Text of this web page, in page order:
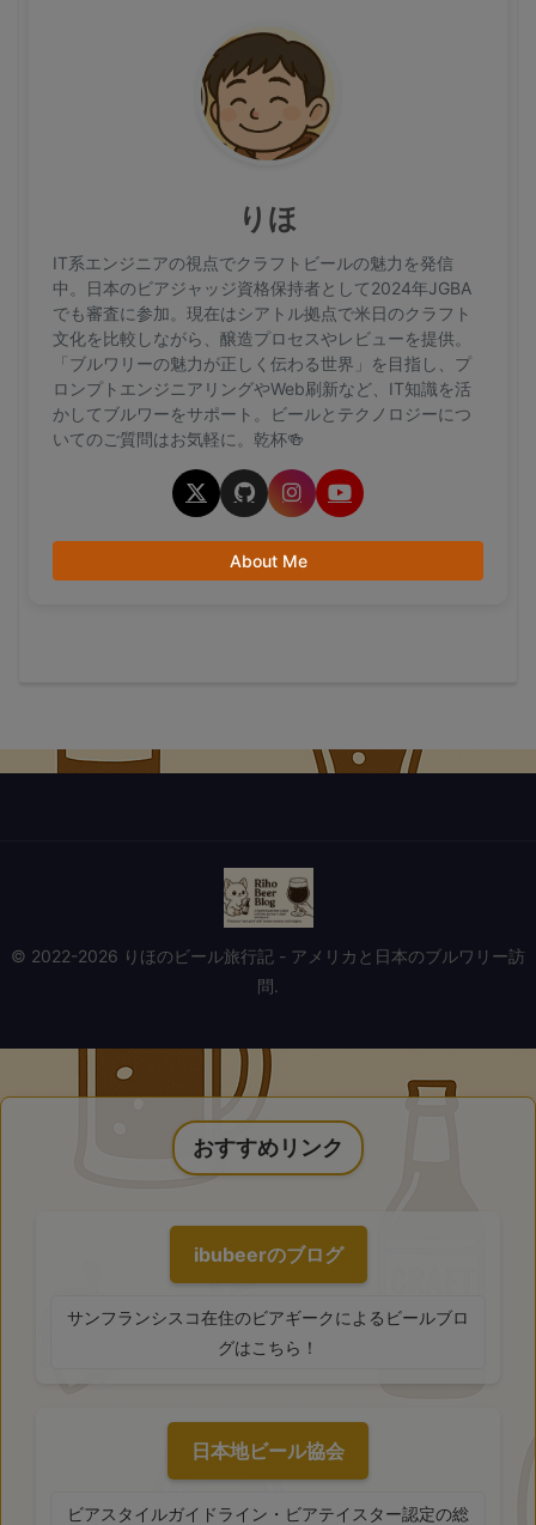
りほ
IT系エンジニアの視点でクラフトビールの魅力を発信
中。日本のビアジャッジ資格保持者として2024年JGBA
でも審査に参加。現在はシアトル拠点で米日のクラフト
文化を比較しながら、醸造プロセスやレビューを提供。
「ブルワリーの魅力が正しく伝わる世界」を目指し、プ
ロンプトエンジニアリングやWeb刷新など、IT知識を活
かしてブルワーをサポート。ビールとテクノロジーにつ
いてのご質問はお気軽に。乾杯🍻
About Me
© 2022-2026 りほのビール旅行記 - アメリカと日本のブルワリー訪
問.
おすすめリンク
ibubeerのブログ
サンフランシスコ在住のビアギークによるビールブロ
グはこちら！
日本地ビール協会
ビアスタイルガイドライン・ビアテイスター認定の総